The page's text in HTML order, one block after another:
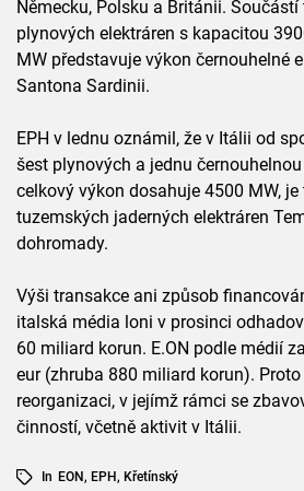
Německu, Polsku a Británii.
plynových elektráren s kapacitou
MW představuje výkon černouhelné
Santona Sardinii.
EPH v lednu oznámil, že v Itálii od
šest plynových a jednu
celkový výkon dosahuje 4500 MW,
tuzemských jaderných elektráren
dohromady.
Výši transakce ani způsob
italská média loni v prosinci
60 miliard korun. E.ON podle médií
eur (zhruba 880 miliard korun).
reorganizaci, v jejímž rámci se
činností, včetně aktivit v Itálii.
In EON, EPH, Křetínský